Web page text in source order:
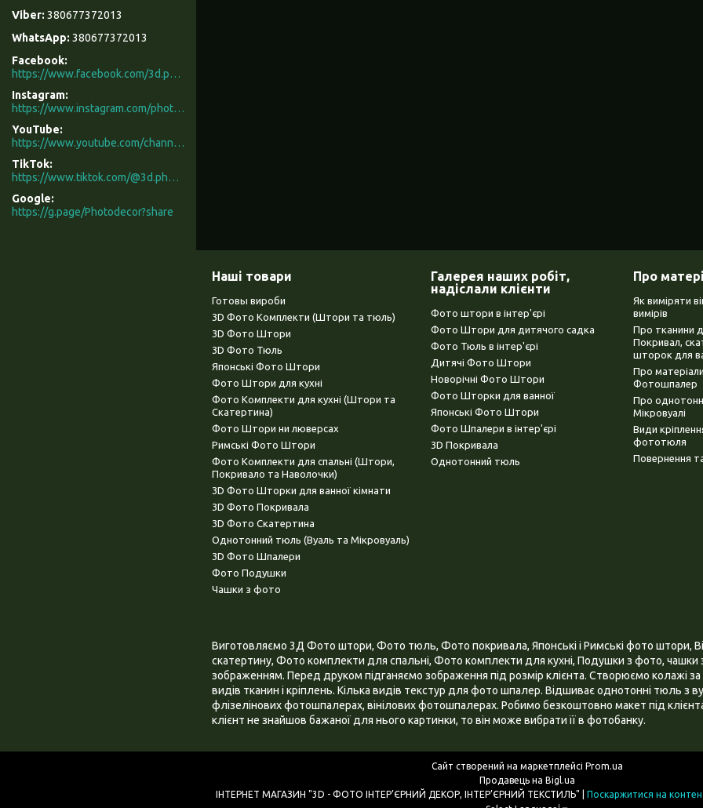
380677372013
380677372013
Facebook
https://www.facebook.com/3d.photodecor/
Instagram
https://www.instagram.com/photodecor.com.ua/
YouTube
https://www.youtube.com/channel/UCXCUerfqRY1Pw7-IptdbqyA/videos
TikTok
https://www.tiktok.com/@3d.photodecor?is_from_webapp=1&sender_device=pc
Google
https://g.page/Photodecor?share
Наші товари
Готовы вироби
3D Фото Комплекти (Штори та тюль)
3D Фото Штори
3D Фото Тюль
Японські Фото Штори
Фото Штори для кухні
Фото Комплекти для кухні (Штори та
Скатертина)
Фото Штори ни люверсах
Римські Фото Штори
Фото Комплекти для спальні (Штори,
Покривало та Наволочки)
3D Фото Шторки для ванної кімнати
3D Фото Покривала
3D Фото Скатертина
Однотонний тюль (Вуаль та Мікровуаль)
3D Фото Шпалери
Фото Подушки
Чашки з фото
Галерея наших робіт,
надіслали клієнти
Фото штори в інтер'єрі
Фото Штори для дитячого садка
Фото Тюль в інтер'єрі
Дитячі Фото Штори
Новорічні Фото Штори
Фото Шторки для ванної
Японські Фото Штори
Фото Шпалери в інтер'єрі
3D Покривала
Однотонний тюль
Про
Як виміряти
вимірів
Про тканини
Покривал,
шторок для
Про
Фотошпалер
Про
Мікровуалі
Види
фототюля
Повернення
Виготовляємо 3Д Фото штори, Фото тюль, Фото покривала, Японські і Римські фото штори,
скатертину, Фото комплекти для спальні, Фото комплекти для кухні, Подушки з фото, чашки
зображенням. Перед друком підганяємо зображення під розмір клієнта. Створюємо колажі
видів тканин і кріплень. Кілька видів текстур для фото шпалер. Відшиває однотонні тюль з
флізелінових фотошпалерах, вінілових фотошпалерах. Робимо безкоштовно макет під
клієнт не знайшов бажаної для нього картинки, то він може вибрати її в фотобанку.
Сайт створений на маркетплейсі Prom.ua
Продавець на Bigl.ua
Поскаржитися на